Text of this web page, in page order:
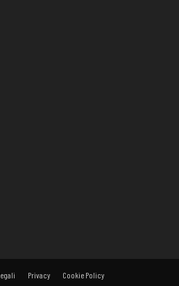
Privacy Cookie Policy